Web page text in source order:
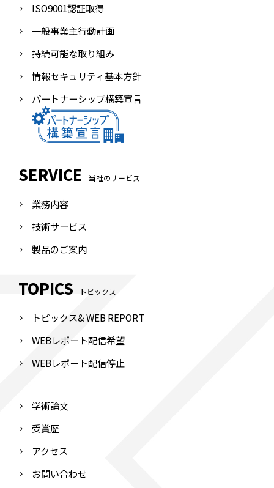
ISO9001認証取得
一般事業主行動計画
持続可能な取り組み
情報セキュリティ基本方針
パートナーシップ構築宣言
SERVICE 当社のサービス
業務内容
技術サービス
製品のご案内
TOPICS トピックス
トピックス& WEB REPORT
WEBレポート配信希望
WEBレポート配信停止
学術論文
受賞歴
アクセス
お問い合わせ